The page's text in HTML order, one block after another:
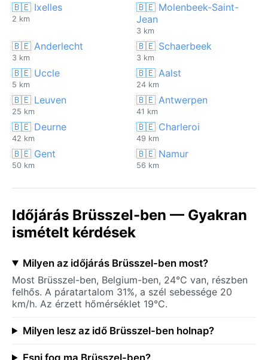
🇧🇪 Ixelles
2 km
🇧🇪 Molenbeek-Saint-
Jean
3 km
🇧🇪 Anderlecht
3 km
🇧🇪 Schaerbeek
3 km
🇧🇪 Uccle
5 km
🇧🇪 Aalst
24 km
🇧🇪 Leuven
25 km
🇧🇪 Antwerpen
41 km
🇧🇪 Deurne
42 km
🇧🇪 Charleroi
49 km
🇧🇪 Gent
50 km
🇧🇪 Namur
56 km
Időjárás Brüsszel-ben — Gyakran
ismételt kérdések
Milyen az időjárás Brüsszel-ben most?
Most Brüsszel-ben, Belgium-ben, 24°C van, részben
felhős. A páratartalom 31%, a szél sebessége 20
km/h. Az érzett hőmérséklet 19°C.
Milyen lesz az idő Brüsszel-ben holnap?
Esni fog ma Brüsszel-ben?